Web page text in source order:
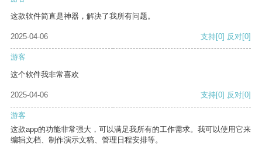
这款软件简直是神器，解决了我所有问题。
2025-04-06 支持[0] 反对[0]
游客
这个软件我非常喜欢
2025-04-06 支持[0] 反对[0]
游客
这款app的功能非常强大，可以满足我所有的工作需求。我可以使用它来
编辑文档、制作演示文稿、管理日程安排等。